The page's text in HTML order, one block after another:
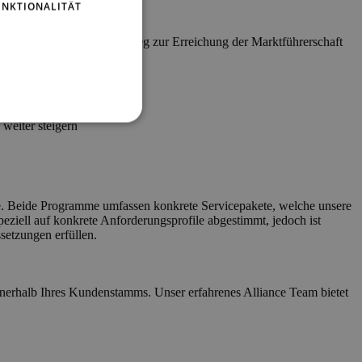
die uns auf unserem Weg zur Erreichung der Marktführerschaft
steigern
Programme umfassen konkrete Servicepakete, welche unsere
auf konkrete Anforderungsprofile abgestimmt, jedoch ist
erfüllen.
Ihres Kundenstamms. Unser erfahrenes Alliance Team bietet